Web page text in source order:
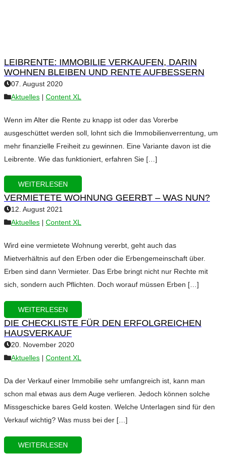
LEIBRENTE: IMMOBILIE VERKAUFEN, DARIN
WOHNEN BLEIBEN UND RENTE AUFBESSERN
07. August 2020
Aktuelles | Content XL
Wenn im Alter die Rente zu knapp ist oder das Vorerbe
ausgeschüttet werden soll, lohnt sich die Immobilienverrentung, um
mehr finanzielle Freiheit zu gewinnen. Eine Variante davon ist die
Leibrente. Wie das funktioniert, erfahren Sie […]
WEITERLESEN
VERMIETETE WOHNUNG GEERBT – WAS NUN?
12. August 2021
Aktuelles | Content XL
Wird eine vermietete Wohnung vererbt, geht auch das
Mietverhältnis auf den Erben oder die Erbengemeinschaft über.
Erben sind dann Vermieter. Das Erbe bringt nicht nur Rechte mit
sich, sondern auch Pflichten. Doch worauf müssen Erben […]
WEITERLESEN
DIE CHECKLISTE FÜR DEN ERFOLGREICHEN
HAUSVERKAUF
20. November 2020
Aktuelles | Content XL
Da der Verkauf einer Immobilie sehr umfangreich ist, kann man
schon mal etwas aus dem Auge verlieren. Jedoch können solche
Missgeschicke bares Geld kosten. Welche Unterlagen sind für den
Verkauf wichtig? Was muss bei der […]
WEITERLESEN